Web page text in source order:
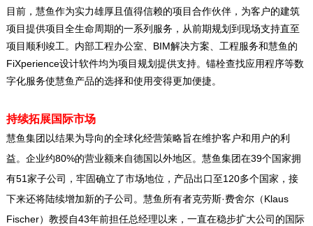
目前，慧鱼作为实力雄厚且值得信赖的项目合作伙伴，为客户的建筑
项目提供项目全生命周期的一系列服务，从前期规划到现场支持直至
项目顺利竣工。内部工程办公室、 BIM解决方案、工程服务和慧鱼的
FiXperience设计软件均为项目规划提供支持。锚栓查找应用程序等数
字化服务使慧鱼产品的选择和使用变得更加便捷。
持续拓展国际市场
慧鱼集团以结果为导向的全球化经营策略旨在维护客户和用户的利
益。企业约80%的营业额来自德国以外地区。慧鱼集团在39个国家拥
有51家子公司，牢固确立了市场地位，产品出口至 120多个国家，接
下来还将陆续增加新的子公司。慧鱼所有者克劳斯· 费舍尔（ Klaus
Fischer）教授自43年前担任总经理以来，一直在稳步扩大公司的国际